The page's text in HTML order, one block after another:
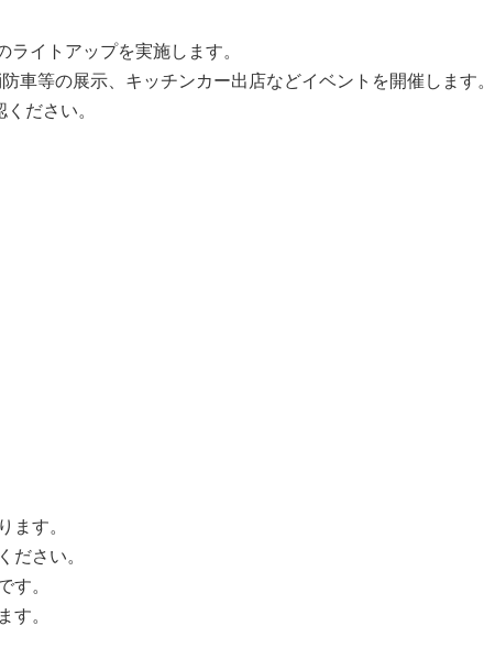
イトアップを実施します。
車等の展示、キッチンカー出店などイベントを開催します
ださい。
ます。
ださい。
す。
す。